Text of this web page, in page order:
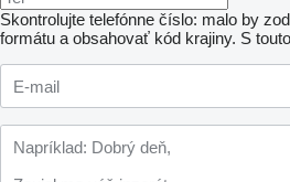
Skontrolujte telefónne číslo: malo by
formátu a obsahovať kód krajiny. S